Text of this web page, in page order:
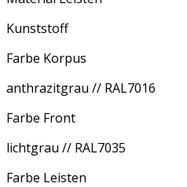
Kunststoff
Farbe Korpus
anthrazitgrau // RAL7016
Farbe Front
lichtgrau // RAL7035
Farbe Leisten